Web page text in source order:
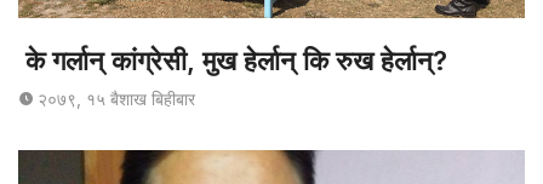
के गर्लान् कांग्रेसी, मुख हेर्लान् कि रुख हेर्लान्?
२०७९, १५ बैशाख बिहीबार